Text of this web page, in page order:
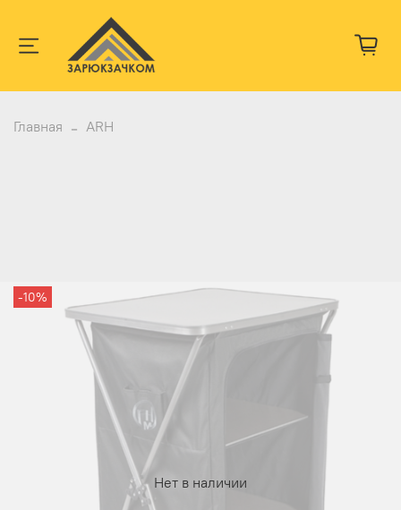
Главная ARH
Нет в наличии
-10%